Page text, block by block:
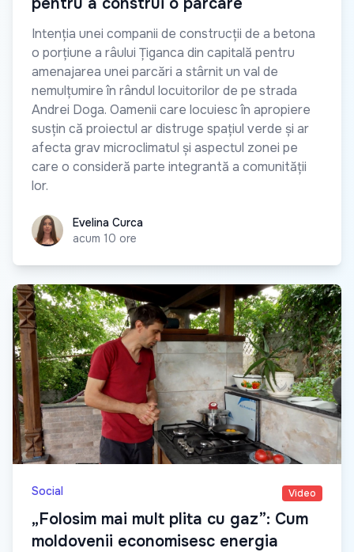
Intenția unei companii de construcții de a betona
o porțiune a râului Țiganca din capitală pentru
amenajarea unei parcări a stârnit un val de
nemulțumire în rândul locuitorilor de pe strada
Andrei Doga. Oamenii care locuiesc în apropiere
susțin că proiectul ar distruge spațiul verde și ar
afecta grav microclimatul și aspectul zonei pe
care o consideră parte integrantă a comunității
lor.
Evelina CurcaEvelina Curca
acum 10 ore
Social Video
„Folosim mai mult plita cu gaz”: Cum
moldovenii economisesc energia